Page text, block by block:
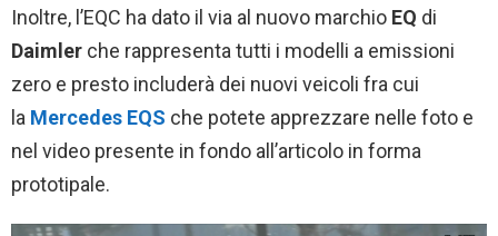
Inoltre, l’EQC ha dato il via al nuovo marchio EQ di
Daimler che rappresenta tutti i modelli a emissioni
zero e presto includerà dei nuovi veicoli fra cui
la Mercedes EQS che potete apprezzare nelle foto e
nel video presente in fondo all’articolo in forma
prototipale.